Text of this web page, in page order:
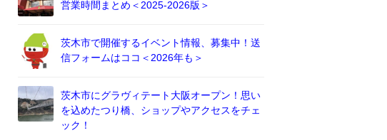
営業時間まとめ＜2025-2026版＞
茨木市で開催するイベント情報、募集中！送
信フォームはココ＜2026年も＞
茨木市にグラヴィテート大阪オープン！思い
を込めたつり橋、ショップやアクセスをチェ
ック！